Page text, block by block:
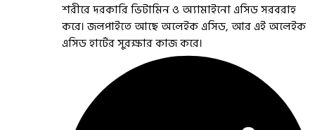
শরীরে দরকারি ভিটামিন ও অ্যামাইনো এসিড সরবরাহ
করে। জলপাইতে আছে অলেইক এসিড, আর এই অলেইক
এসিড হার্টের সুরক্ষার কাজ করে।